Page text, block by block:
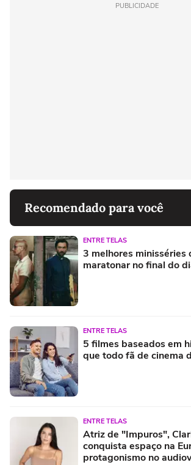
PUBLICIDADE
Recomendado para você
ENTRE TELAS
3 melhores minisséries
maratonar no final do
ENTRE TELAS
5 filmes baseados em
que todo fã de cinema
ENTRE TELAS
Atriz de "Impuros",
conquista espaço na
protagonismo no